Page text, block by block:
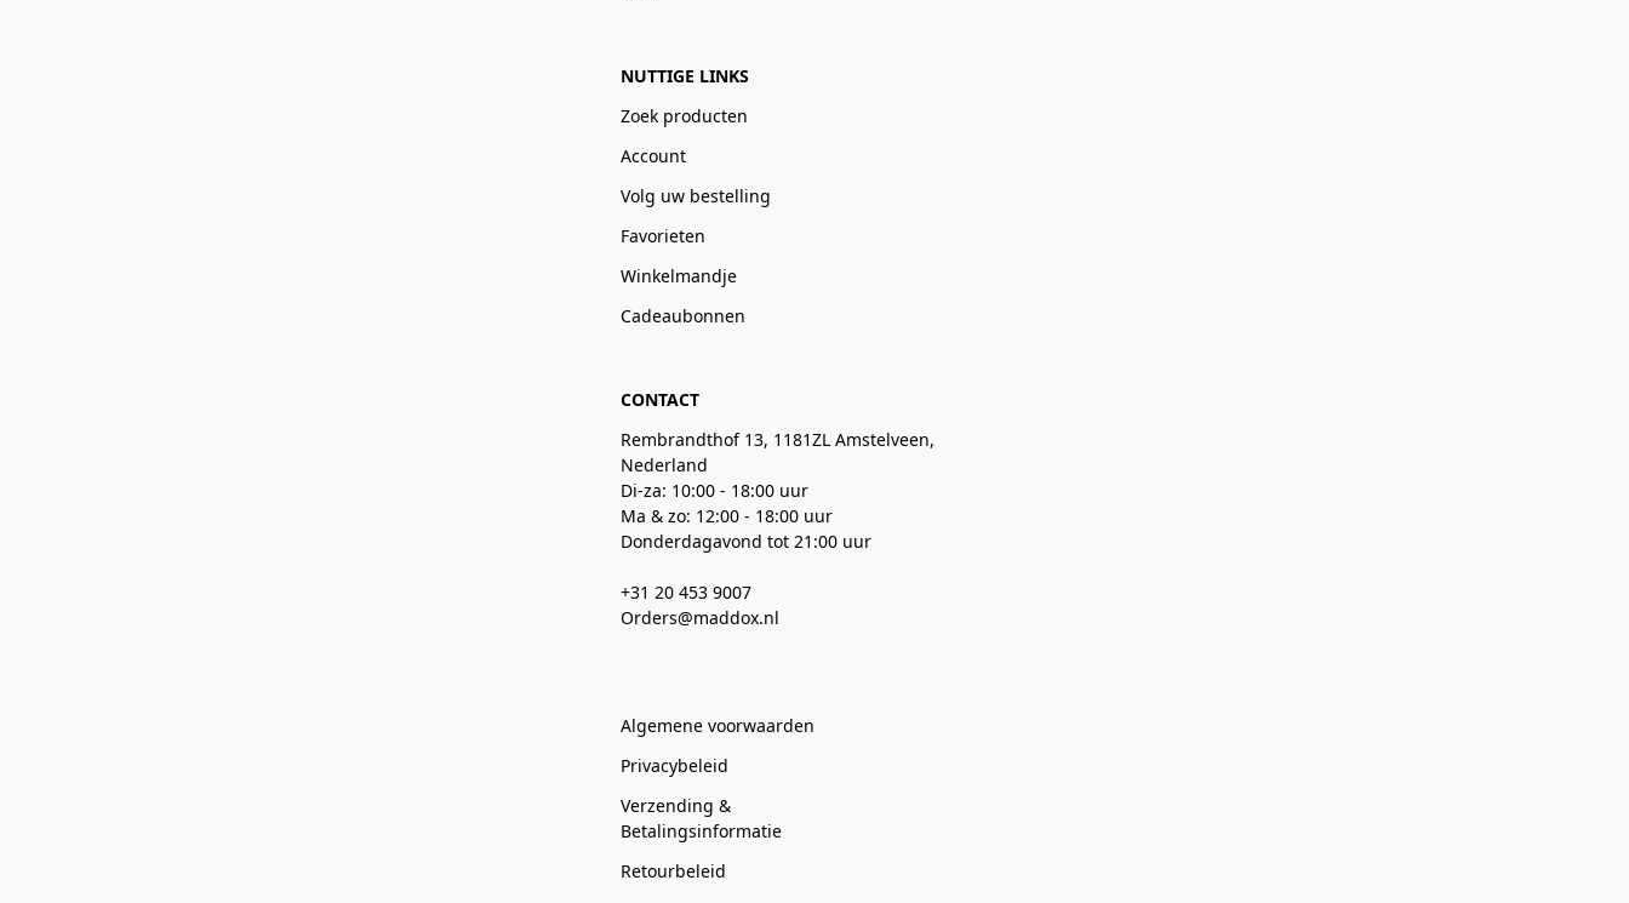
NUTTIGE LINKS
Zoek producten
Account
Volg uw bestelling
Favorieten
Winkelmandje
Cadeaubonnen
CONTACT
Rembrandthof 13, 1181ZL Amstelveen,
Nederland
Di-za: 10:00 - 18:00 uur
Ma & zo: 12:00 - 18:00 uur
Donderdagavond tot 21:00 uur
+31 20 453 9007
Orders@maddox.nl
Algemene voorwaarden
Privacybeleid
Verzending &
Betalingsinformatie
Retourbeleid